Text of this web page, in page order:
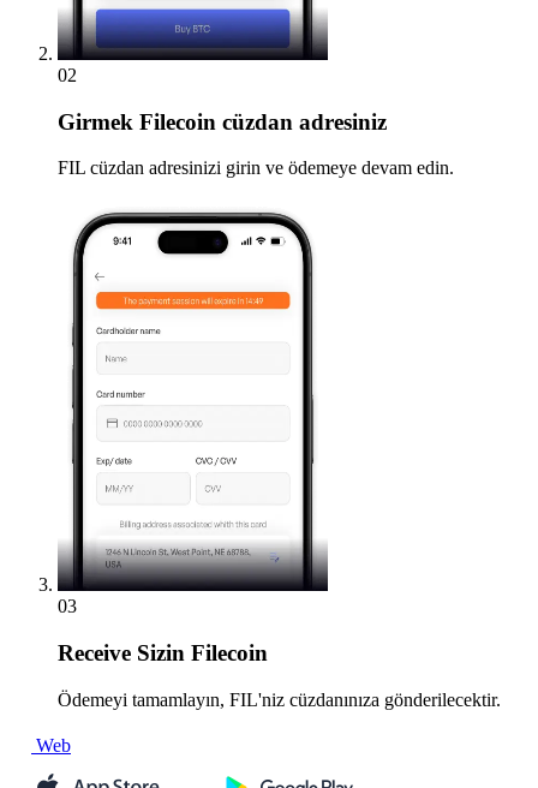
02
Girmek Filecoin cüzdan adresiniz
FIL cüzdan adresinizi girin ve ödemeye devam edin.
03
Receive Sizin Filecoin
Ödemeyi tamamlayın, FIL'niz cüzdanınıza gönderilecektir.
Web